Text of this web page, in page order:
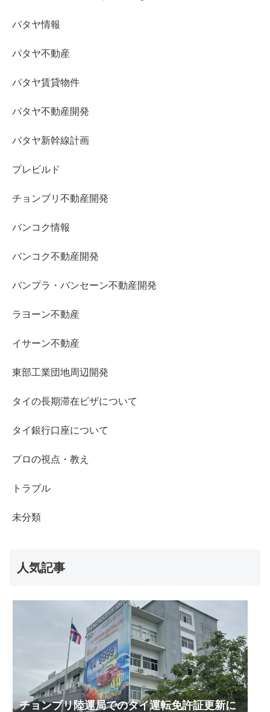
パタヤ情報
パタヤ不動産
パタヤ賃貸物件
パタヤ不動産開発
パタヤ新幹線計画
プレビルド
チョンブリ不動産開発
バンコク情報
バンコク不動産開発
バンプラ・バンセーン不動産開発
ラヨーン不動産
イサーン不動産
東部工業団地周辺開発
タイの長期滞在ビザについて
タイ銀行口座について
プロの視点・教え
トラブル
未分類
人気記事
チョンブリ陸運局でのタイ運転免許証更新に